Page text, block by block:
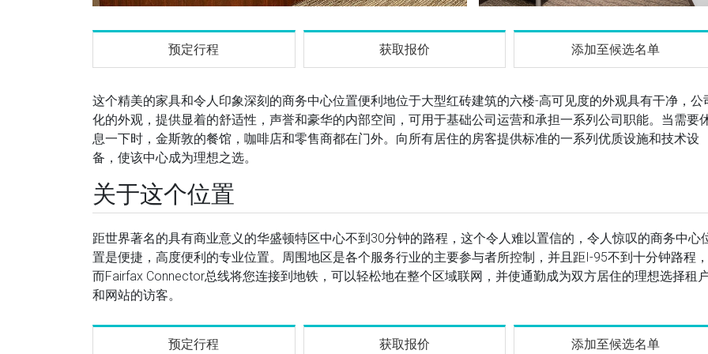
预定行程 获取报价 添加至候选名单
这个精美的家具和令人印象深刻的商务中心位置便利地位于大型红砖建筑的六楼-高可见度的外观具有干净，公
化的外观，提供显着的舒适性，声誉和豪华的内部空间，可用于基础公司运营和承担一系列公司职能。当需要
息一下时，金斯敦的餐馆，咖啡店和零售商都在门外。向所有居住的房客提供标准的一系列优质设施和技术设
备，使该中心成为理想之选。
关于这个位置
距世界著名的具有商业意义的华盛顿特区中心不到30分钟的路程，这个令人难以置信的，令人惊叹的商务中心
置是便捷，高度便利的专业位置。周围地区是各个服务行业的主要参与者所控制，并且距I-95不到十分钟路程，
而Fairfax Connector总线将您连接到地铁，可以轻松地在整个区域联网，并使通勤成为双方居住的理想选择租
和网站的访客。
预定行程 获取报价 添加至候选名单